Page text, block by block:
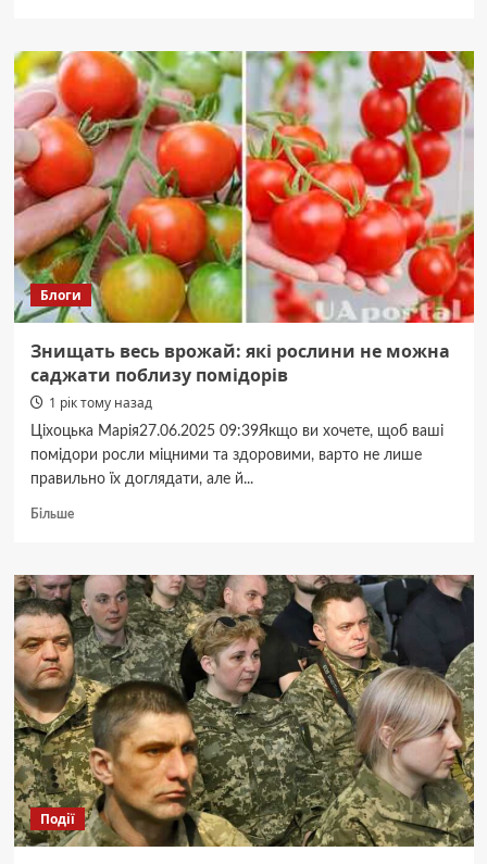
Дніпра:
число
загиблих
зросло
Блоги
Знищать весь врожай: які рослини не можна
саджати поблизу помідорів
1 рік тому назад
Ціхоцька Марія27.06.2025 09:39Якщо ви хочете, щоб ваші
помідори росли міцними та здоровими, варто не лише
правильно їх доглядати, але й...
БільшеДокладніше
весь
врожай:
які
рослини
не
можна
саджати
поблизу
помідорів
Події